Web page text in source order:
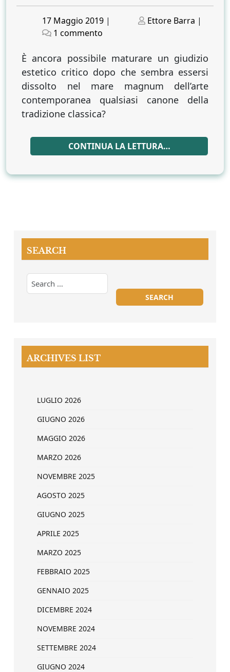
Posted
on
17 Maggio 2019 |
Posted
Ettore Barra |
1 commento
STATO
DELL’ARTE
CONTEMPORANEA
Emin,
Hirst,
Abramovič,
ultimo
orizzonte
È ancora possibile maturare un giudizio
estetico critico dopo che sembra essersi
dissolto nel mare magnum dell’arte
contemporanea qualsiasi canone della
tradizione classica?
CONTINUA LA LETTURA…
SEARCH
ARCHIVES LIST
LUGLIO 2026
GIUGNO 2026
MAGGIO 2026
MARZO 2026
NOVEMBRE 2025
AGOSTO 2025
GIUGNO 2025
APRILE 2025
MARZO 2025
FEBBRAIO 2025
GENNAIO 2025
DICEMBRE 2024
NOVEMBRE 2024
SETTEMBRE 2024
GIUGNO 2024